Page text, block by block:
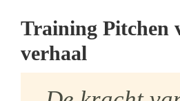
Training Pitchen
verhaal